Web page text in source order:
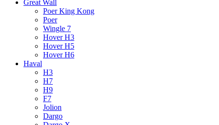
Great Wall
Poer King Kong
Poer
Wingle 7
Hover H3
Hover H5
Hover H6
Haval
H3
H7
H9
F7
Jolion
Dargo